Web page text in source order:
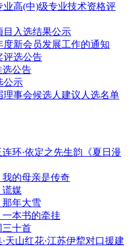
业高(中)级专业技术资格评
目入选结果公示
度新会员发展工作的通知
评选公告
选公告
公示
事会候选人建议人选名单
环·依定之先生韵《夏日漫
我的母亲是传奇
谎媒
年大雪
一本书的牵挂
三十首
天山红花·江苏伊犂对口援建